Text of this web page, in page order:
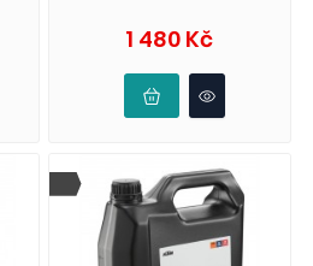
1 480 KčCena